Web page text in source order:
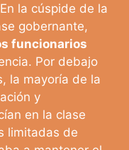
la cúspide de la
gobernante,
funcionarios
Por debajo
la mayoría de la
y
en la clase
limitadas de